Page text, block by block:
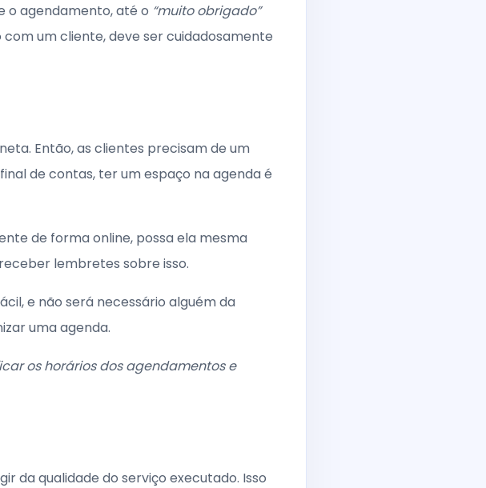
o agendamento, até o “muito obrigado”
um cliente, deve ser cuidadosamente
Então, as clientes precisam de um
de contas, ter um espaço na agenda é
de forma online, possa ela mesma
lembretes sobre isso.
e não será necessário alguém da
uma agenda.
os horários dos agendamentos e
da qualidade do serviço executado. Isso